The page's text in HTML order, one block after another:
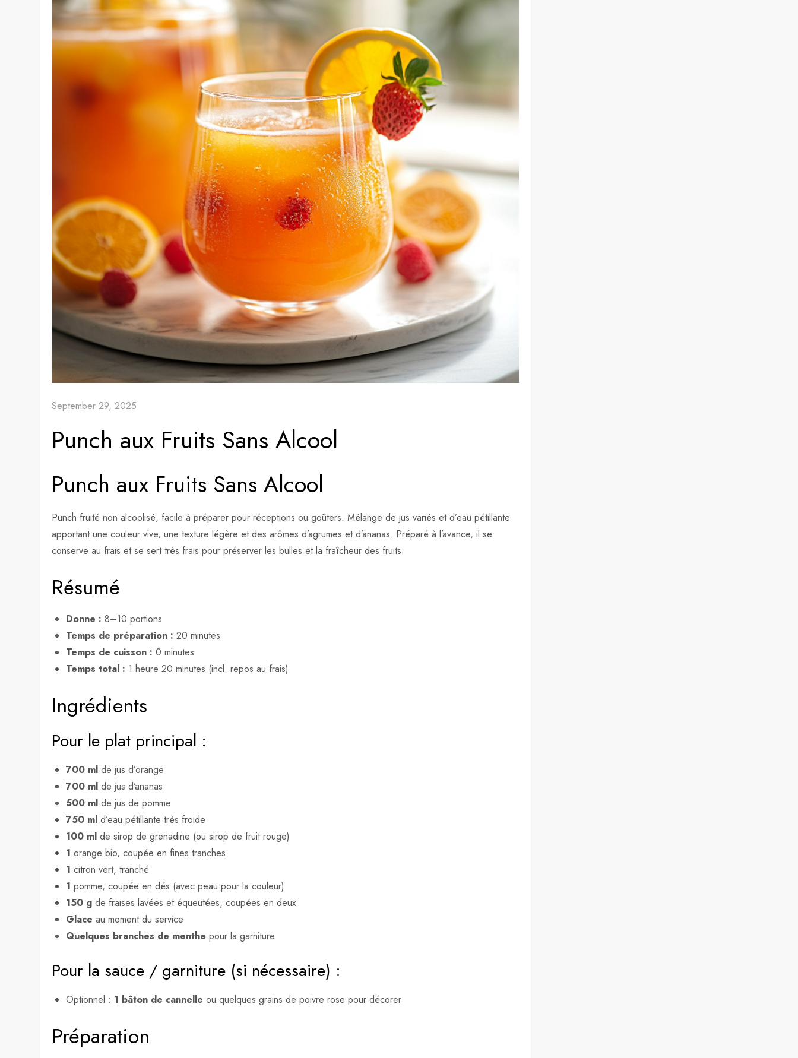
September 29, 2025
Punch aux Fruits Sans Alcool
Punch aux Fruits Sans Alcool
Punch fruité non alcoolisé, facile à préparer pour réceptions ou goûters. Mélange de jus variés et d’eau pétillante
apportant une couleur vive, une texture légère et des arômes d’agrumes et d’ananas. Préparé à l’avance, il se
conserve au frais et se sert très frais pour préserver les bulles et la fraîcheur des fruits.
Résumé
Donne : 8–10 portions
Temps de préparation : 20 minutes
Temps de cuisson : 0 minutes
Temps total : 1 heure 20 minutes (incl. repos au frais)
Ingrédients
Pour le plat principal :
700 ml de jus d’orange
700 ml de jus d’ananas
500 ml de jus de pomme
750 ml d’eau pétillante très froide
100 ml de sirop de grenadine (ou sirop de fruit rouge)
1 orange bio, coupée en fines tranches
1 citron vert, tranché
1 pomme, coupée en dés (avec peau pour la couleur)
150 g de fraises lavées et équeutées, coupées en deux
Glace au moment du service
Quelques branches de menthe pour la garniture
Pour la sauce / garniture (si nécessaire) :
Optionnel : 1 bâton de cannelle ou quelques grains de poivre rose pour décorer
Préparation